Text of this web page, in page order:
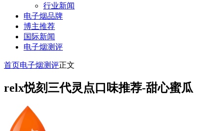
行业新闻
电子烟品牌
博主推荐
国际新闻
电子烟测评
首页电子烟测评正文
relx悦刻三代灵点口味推荐-甜心蜜瓜